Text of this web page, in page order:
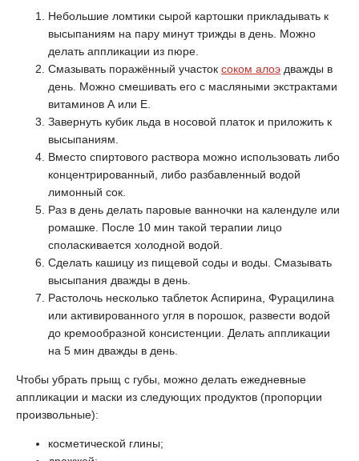
Небольшие ломтики сырой картошки прикладывать к
высыпаниям на пару минут трижды в день. Можно
делать аппликации из пюре.
Смазывать поражённый участок соком алоэ дважды в
день. Можно смешивать его с масляными экстрактами
витаминов А или Е.
Завернуть кубик льда в носовой платок и приложить к
высыпаниям.
Вместо спиртового раствора можно использовать либо
концентрированный, либо разбавленный водой
лимонный сок.
Раз в день делать паровые ванночки на календуле или
ромашке. После 10 мин такой терапии лицо
споласкивается холодной водой.
Сделать кашицу из пищевой соды и воды. Смазывать
высыпания дважды в день.
Растолочь несколько таблеток Аспирина, Фурацилина
или активированного угля в порошок, развести водой
до кремообразной консистенции. Делать аппликации
на 5 мин дважды в день.
Чтобы убрать прыщ с губы, можно делать ежедневные
аппликации и маски из следующих продуктов (пропорции
произвольные):
косметической глины;